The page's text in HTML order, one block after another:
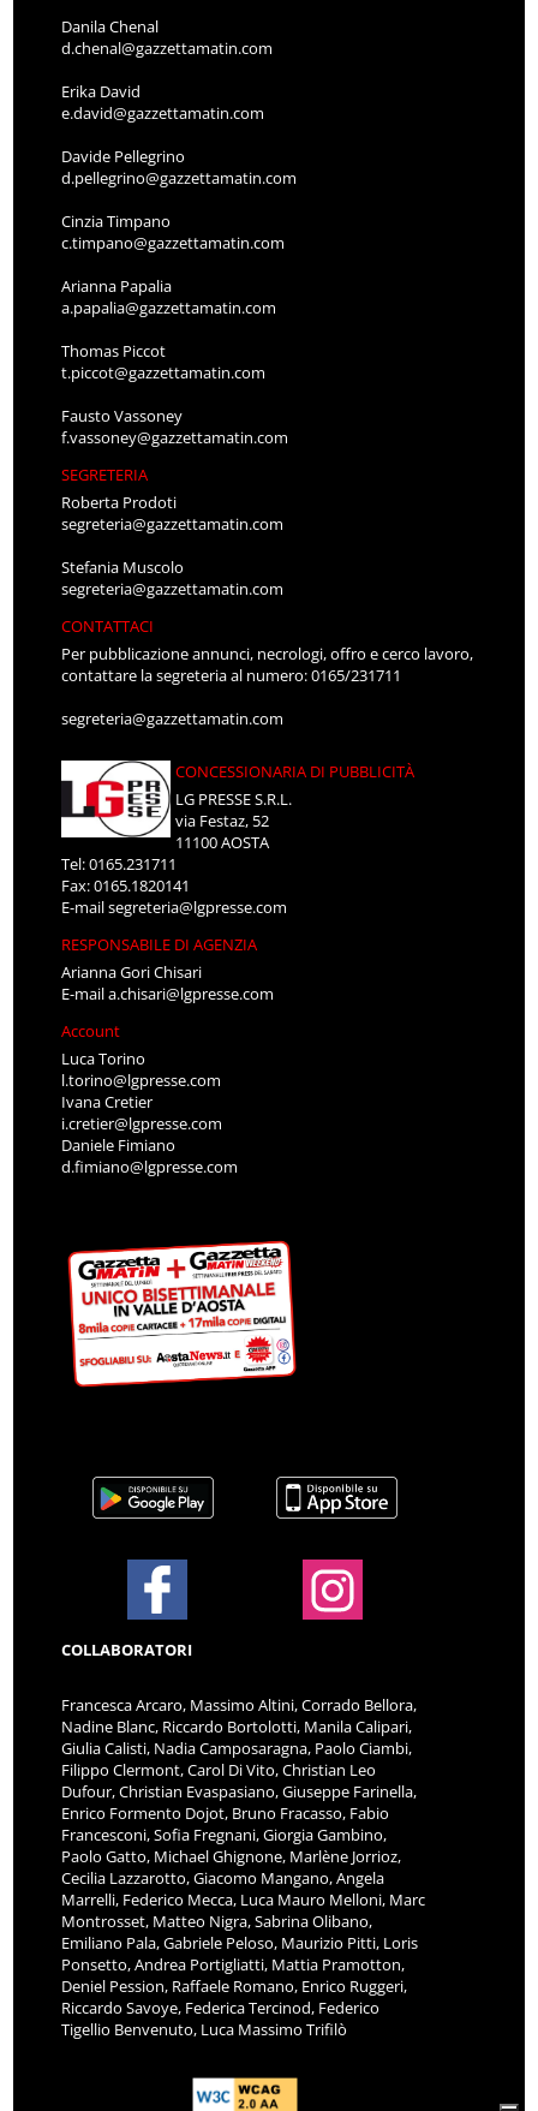
Danila Chenal
d.chenal@gazzettamatin.com
Erika David
e.david@gazzettamatin.com
Davide Pellegrino
d.pellegrino@gazzettamatin.com
Cinzia Timpano
c.timpano@gazzettamatin.com
Arianna Papalia
a.papalia@gazzettamatin.com
Thomas Piccot
t.piccot@gazzettamatin.com
Fausto Vassoney
f.vassoney@gazzettamatin.com
SEGRETERIA
Roberta Prodoti
segreteria@gazzettamatin.com
Stefania Muscolo
segreteria@gazzettamatin.com
CONTATTACI
Per pubblicazione annunci, necrologi, offro e cerco lavoro,
contattare la segreteria al numero: 0165/231711
segreteria@gazzettamatin.com
CONCESSIONARIA DI PUBBLICITÀ
LG PRESSE S.R.L.
via Festaz, 52
11100 AOSTA
Tel: 0165.231711
Fax: 0165.1820141
E-mailsegreteria@lgpresse.com
RESPONSABILE DI AGENZIA
Arianna Gori Chisari
E-maila.chisari@lgpresse.com
Account
Luca Torino
l.torino@lgpresse.com
Ivana Cretier
i.cretier@lgpresse.com
Daniele Fimiano
d.fimiano@lgpresse.com
COLLABORATORI
Francesca Arcaro, Massimo Altini, Corrado Bellora,
Nadine Blanc, Riccardo Bortolotti, Manila Calipari,
Giulia Calisti, Nadia Camposaragna, Paolo Ciambi,
Filippo Clermont, Carol Di Vito, Christian Leo
Dufour, Christian Evaspasiano, Giuseppe Farinella,
Enrico Formento Dojot, Bruno Fracasso, Fabio
Francesconi, Sofia Fregnani, Giorgia Gambino,
Paolo Gatto, Michael Ghignone, Marlène Jorrioz,
Cecilia Lazzarotto, Giacomo Mangano, Angela
Marrelli, Federico Mecca, Luca Mauro Melloni, Marc
Montrosset, Matteo Nigra, Sabrina Olibano,
Emiliano Pala, Gabriele Peloso, Maurizio Pitti, Loris
Ponsetto, Andrea Portigliatti, Mattia Pramotton,
Deniel Pession, Raffaele Romano, Enrico Ruggeri,
Riccardo Savoye, Federica Tercinod, Federico
Tigellio Benvenuto, Luca Massimo Trifilò